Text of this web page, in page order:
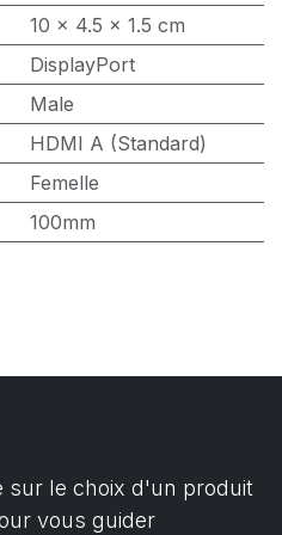
10 x 4.5 x 1.5 cm
DisplayPort
Male
HDMI A (Standard)
Femelle
100mm
sur le choix d'un produit
vous guider